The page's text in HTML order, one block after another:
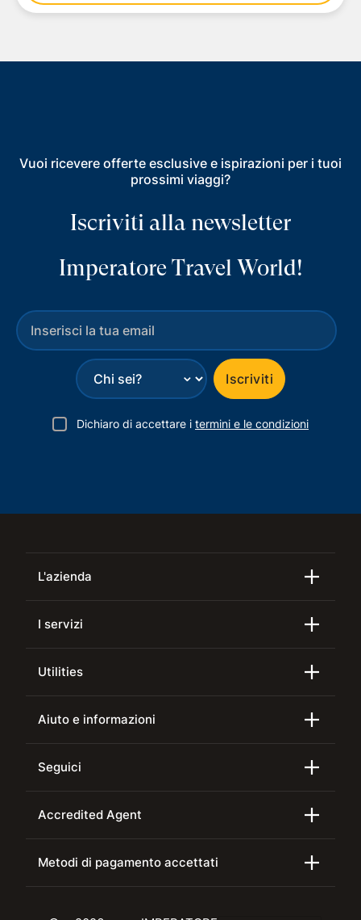
Vuoi ricevere offerte esclusive e ispirazioni per i tuoi
prossimi viaggi?
Iscriviti alla newsletter
Imperatore Travel World!
⌄ Iscriviti
Dichiaro di accettare i termini e le condizioni
L'azienda
I servizi
Utilities
Aiuto e informazioni
Seguici
Accredited Agent
Metodi di pagamento accettati